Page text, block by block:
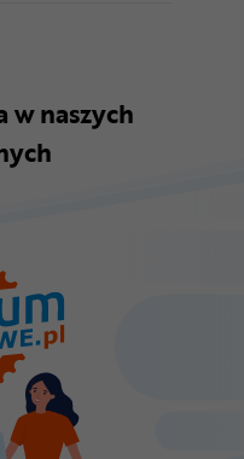
naszych